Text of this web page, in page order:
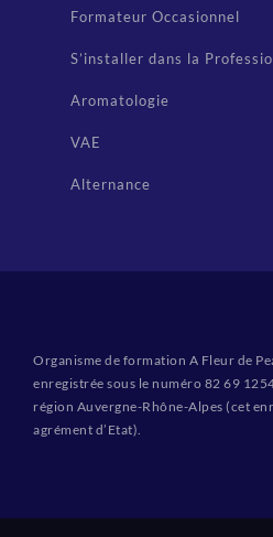
Formateur Occasionnel
S’installer dans la
Aromatologie
VAE
Alternance
Organisme de formation A Fleur de
enregistrée sous le numéro 82 69
région Auvergne-Rhône-Alpes (cet
agrément d’Etat).